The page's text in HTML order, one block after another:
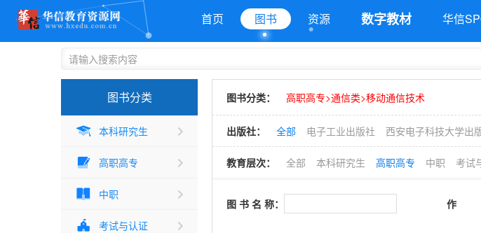
首页 图书 资源 数字教材 华信
图书分类
本科研究生
高职高专
中职
考试与认证
图书分类： 高职高专>通信类>移动通信技术
出版社： 全部 电子工业出版社 西安电子科技大学出
教育层次： 全部 本科研究生 高职高专 中职 考试
图 书 名 称： 作